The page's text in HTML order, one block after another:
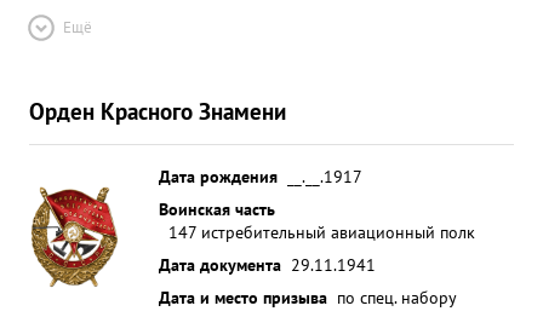
Ещё
Орден Красного Знамени
Дата рождения
__.__.1917
Воинская часть
147 истребительный авиационный полк
Дата документа 29.11.1941
Дата и место призыва по спец. набору